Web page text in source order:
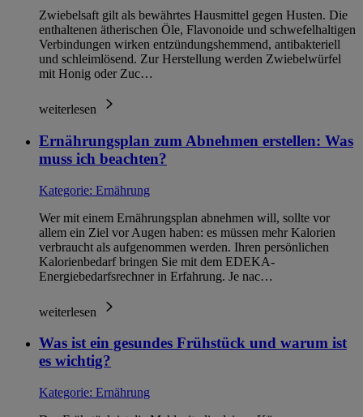
Zwiebelsaft gilt als bewährtes Hausmittel gegen Husten. Die
enthaltenen ätherischen Öle, Flavonoide und schwefelhaltigen
Verbindungen wirken entzündungshemmend, antibakteriell
und schleimlösend. Zur Herstellung werden Zwiebelwürfel
mit Honig oder Zuc…
weiterlesen
Ernährungsplan zum Abnehmen erstellen: Was
muss ich beachten?
Kategorie: Ernährung
Wer mit einem Ernährungsplan abnehmen will, sollte vor
allem ein Ziel vor Augen haben: es müssen mehr Kalorien
verbraucht als aufgenommen werden. Ihren persönlichen
Kalorienbedarf bringen Sie mit dem EDEKA-
Energiebedarfsrechner in Erfahrung. Je nac…
weiterlesen
Was ist ein gesundes Frühstück und warum ist
es wichtig?
Kategorie: Ernährung